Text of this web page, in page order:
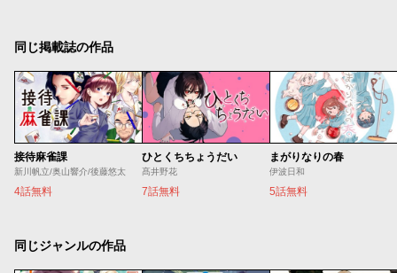
同じ掲載誌の作品
接待麻雀課
新川帆立/奥山響介/後藤悠太
4話無料
ひとくちちょうだい
髙井野花
7話無料
まがりなりの春
伊波日和
5話無料
同じジャンルの作品